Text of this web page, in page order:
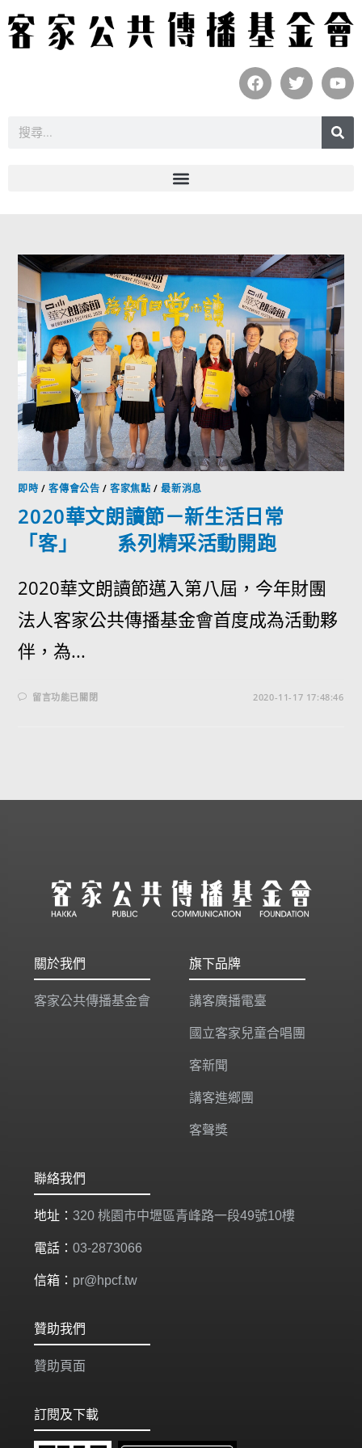
即時 /客傳會公告 /客家焦點 /最新消息
2020華文朗讀節－新生活日常
「客」 系列精采活動開跑
2020華文朗讀節邁入第八屆，今年財團
法人客家公共傳播基金會首度成為活動夥
伴，為...
留言功能已關閉 2020-11-17 17:48:46
關於我們
客家公共傳播基金會
旗下品牌
講客廣播電臺
國立客家兒童合唱團
客新聞
講客進鄉團
客聲獎
聯絡我們
地址： 320 桃園市中壢區青峰路一段49號10樓
電話： 03-2873066
信箱： pr@hpcf.tw
贊助我們
贊助頁面
訂閱及下載